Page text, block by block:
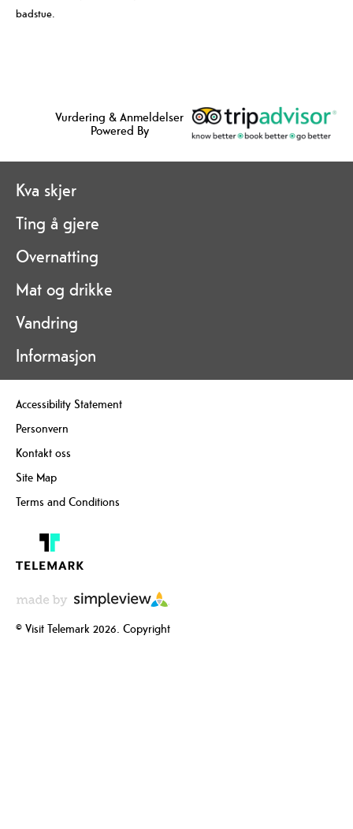
badstue.
Vurdering & Anmeldelser
Powered By
Kva skjer
Ting å gjere
Overnatting
Mat og drikke
Vandring
Informasjon
Accessibility Statement
Personvern
Kontakt oss
Site Map
Terms and Conditions
© Visit Telemark 2026. Copyright